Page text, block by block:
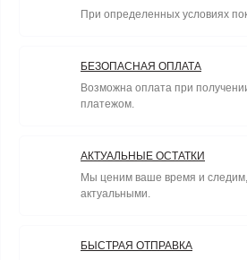
При определенных условиях
БЕЗОПАСНАЯ ОПЛАТА
Возможна оплата при
платежом.
АКТУАЛЬНЫЕ ОСТАТКИ
Мы ценим ваше время и
актуальными.
БЫСТРАЯ ОТПРАВКА